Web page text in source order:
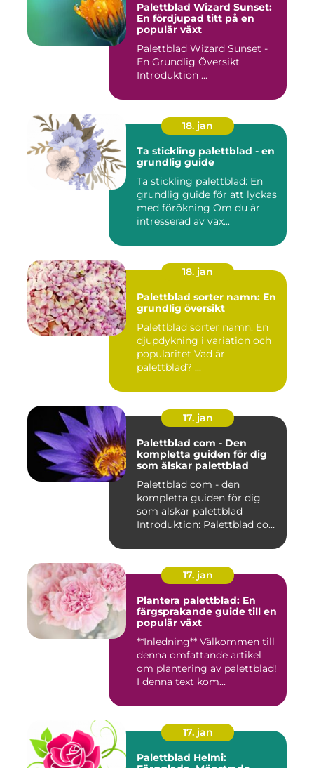
Palettblad Wizard Sunset:
En fördjupad titt på en
populär växt
Palettblad Wizard Sunset -
En Grundlig Översikt
Introduktion ...
18. jan
Ta stickling palettblad - en
grundlig guide
Ta stickling palettblad: En
grundlig guide för att lyckas
med förökning Om du är
intresserad av väx...
18. jan
Palettblad sorter namn: En
grundlig översikt
Palettblad sorter namn: En
djupdykning i variation och
popularitet Vad är
palettblad? ...
17. jan
Palettblad com - Den
kompletta guiden för dig
som älskar palettblad
Palettblad com - den
kompletta guiden för dig
som älskar palettblad
Introduktion: Palettblad com
17. jan
Plantera palettblad: En
färgsprakande guide till en
populär växt
**Inledning** Välkommen till
denna omfattande artikel
om plantering av palettblad!
I denna text kom...
17. jan
Palettblad Helmi: